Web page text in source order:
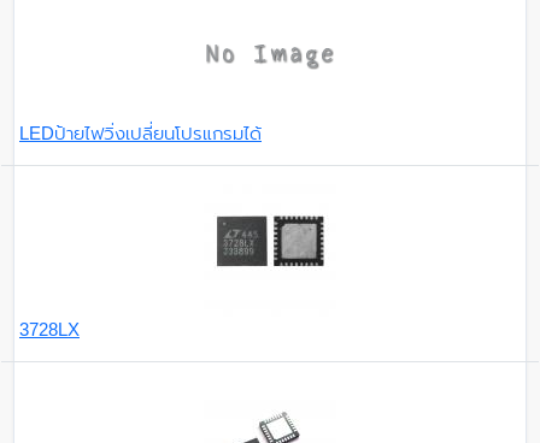
LEDป้ายไฟวิ่งเปลี่ยนโปรแกรมได้
3728LX